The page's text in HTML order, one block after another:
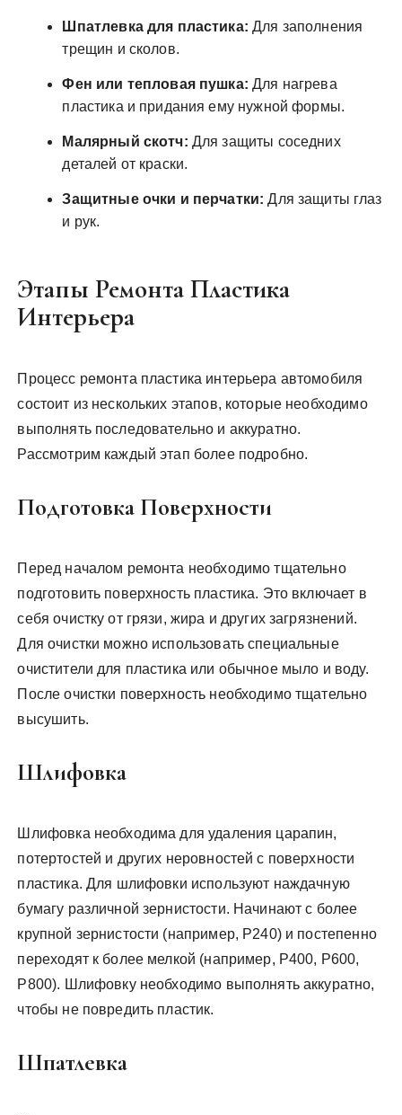
Шпатлевка для пластика: Для заполнения
трещин и сколов.
Фен или тепловая пушка: Для нагрева
пластика и придания ему нужной формы.
Малярный скотч: Для защиты соседних
деталей от краски.
Защитные очки и перчатки: Для защиты глаз
и рук.
Этапы Ремонта Пластика
Интерьера
Процесс ремонта пластика интерьера автомобиля
состоит из нескольких этапов, которые необходимо
выполнять последовательно и аккуратно.
Рассмотрим каждый этап более подробно.
Подготовка Поверхности
Перед началом ремонта необходимо тщательно
подготовить поверхность пластика. Это включает в
себя очистку от грязи, жира и других загрязнений.
Для очистки можно использовать специальные
очистители для пластика или обычное мыло и воду.
После очистки поверхность необходимо тщательно
высушить.
Шлифовка
Шлифовка необходима для удаления царапин,
потертостей и других неровностей с поверхности
пластика. Для шлифовки используют наждачную
бумагу различной зернистости. Начинают с более
крупной зернистости (например, P240) и постепенно
переходят к более мелкой (например, P400, P600,
P800). Шлифовку необходимо выполнять аккуратно,
чтобы не повредить пластик.
Шпатлевка